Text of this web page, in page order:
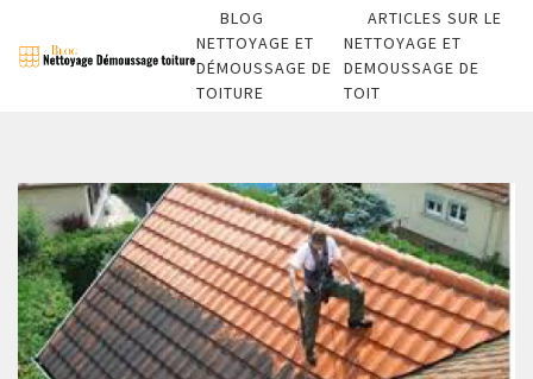
BLOG
NETTOYAGE ET
DÉMOUSSAGE DE
TOITURE
ARTICLES SUR LE
NETTOYAGE ET
DEMOUSSAGE DE
TOIT